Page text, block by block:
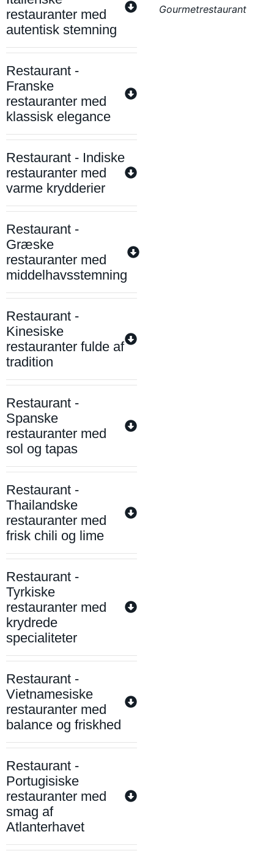
restauranter med
autentisk stemning
Restaurant -
Franske
restauranter med
klassisk elegance
Restaurant - Indiske
restauranter med
varme krydderier
Restaurant -
Græske
restauranter med
middelhavsstemning
Restaurant -
Kinesiske
restauranter fulde af
tradition
Restaurant -
Spanske
restauranter med
sol og tapas
Restaurant -
Thailandske
restauranter med
frisk chili og lime
Restaurant -
Tyrkiske
restauranter med
krydrede
specialiteter
Restaurant -
Vietnamesiske
restauranter med
balance og friskhed
Restaurant -
Portugisiske
restauranter med
smag af
Atlanterhavet
Gourmetrestaurant